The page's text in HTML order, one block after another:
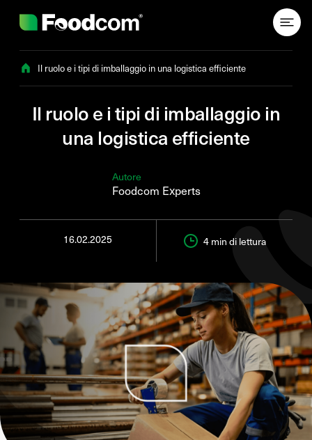
Il ruolo e i tipi di imballaggio in una logistica efficiente
Il ruolo e i tipi di imballaggio in
una logistica efficiente
Autore
Foodcom Experts
16.02.2025 4 min di lettura